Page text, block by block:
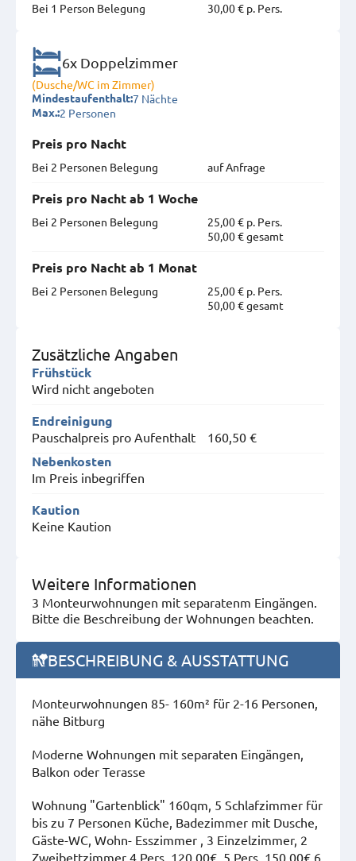
Bei 1 Person Belegung
30,00 € p. Pers.
6x Doppelzimmer
(Dusche/WC im Zimmer)
Mindestaufenthalt:7 Nächte
Max.:2 Personen
Preis pro Nacht
Bei 2 Personen Belegung
auf Anfrage
Preis pro Nacht ab 1 Woche
Bei 2 Personen Belegung
25,00 € p. Pers.
50,00 € gesamt
Preis pro Nacht ab 1 Monat
Bei 2 Personen Belegung
25,00 € p. Pers.
50,00 € gesamt
Zusätzliche Angaben
Frühstück
Wird nicht angeboten
Endreinigung
Pauschalpreis pro Aufenthalt 160,50 €
Nebenkosten
Im Preis inbegriffen
Kaution
Keine Kaution
Weitere Informationen
3 Monteurwohnungen mit separatenm Eingängen.
Bitte die Beschreibung der Wohnungen beachten.
BESCHREIBUNG & AUSSTATTUNG
Monteurwohnungen 85- 160m² für 2-16 Personen,
nähe Bitburg
Moderne Wohnungen mit separaten Eingängen,
Balkon oder Terasse
Wohnung "Gartenblick" 160qm, 5 Schlafzimmer für
bis zu 7 Personen Küche, Badezimmer mit Dusche,
Gäste-WC, Wohn- Esszimmer , 3 Einzelzimmer, 2
Zweibettzimmer 4 Pers. 120,00€, 5 Pers. 150,00€ 6